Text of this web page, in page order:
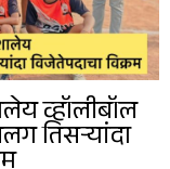
व्हॉलीबॉल
तिसऱ्यांदा